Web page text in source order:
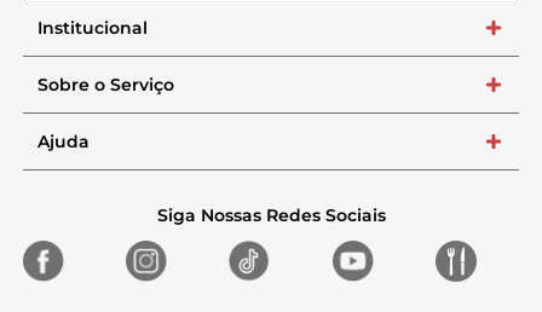
Institucional +
Sobre o Serviço +
Ajuda +
Siga Nossas Redes Sociais